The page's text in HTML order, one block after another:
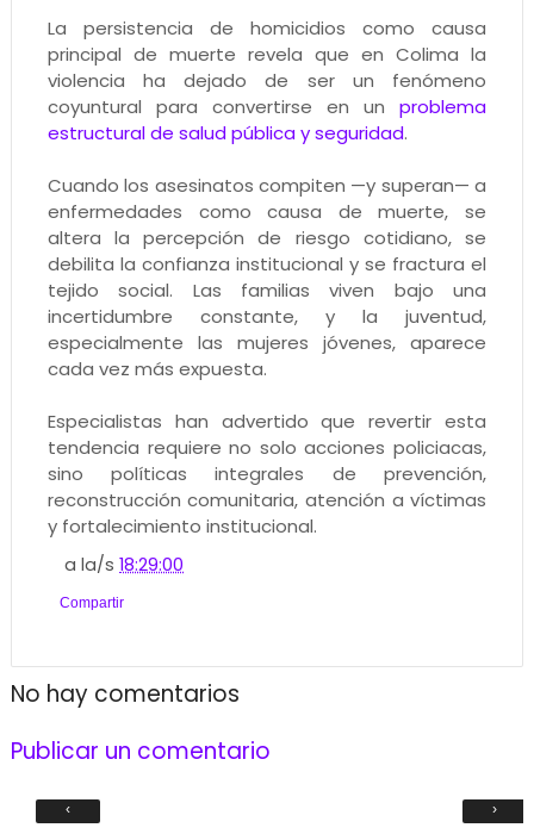
La persistencia de homicidios como causa
principal de muerte revela que en Colima la
violencia ha dejado de ser un fenómeno
coyuntural para convertirse en unproblema
estructural de salud pública y seguridad.
Cuando los asesinatos compiten —y superan— a
enfermedades como causa de muerte, se
altera la percepción de riesgo cotidiano, se
debilita la confianza institucional y se fractura el
tejido social. Las familias viven bajo una
incertidumbre constante, y la juventud,
especialmente las mujeres jóvenes, aparece
cada vez más expuesta.
Especialistas han advertido que revertir esta
tendencia requiere no solo acciones policiacas,
sino políticas integrales de prevención,
reconstrucción comunitaria, atención a víctimas
y fortalecimiento institucional.
a la/s18:29:00
Compartir
No hay comentarios
Publicar un comentario
‹ ›